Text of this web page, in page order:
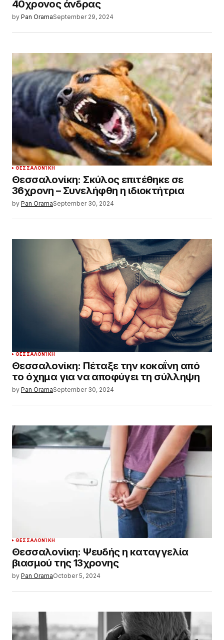
40χρονος άνδρας
by Pan OramaSeptember 29, 2024
ΘΕΣΣΑΛΟΝΊΚΗ
Θεσσαλονίκη: Σκύλος επιτέθηκε σε
36χρονη – Συνελήφθη η ιδιοκτήτρια
by Pan OramaSeptember 30, 2024
ΘΕΣΣΑΛΟΝΊΚΗ
Θεσσαλονίκη: Πέταξε την κοκαΐνη από
το όχημα για να αποφύγει τη σύλληψη
by Pan OramaSeptember 30, 2024
ΘΕΣΣΑΛΟΝΊΚΗ
Θεσσαλονίκη: Ψευδής η καταγγελία
βιασμού της 13χρονης
by Pan OramaOctober 5, 2024